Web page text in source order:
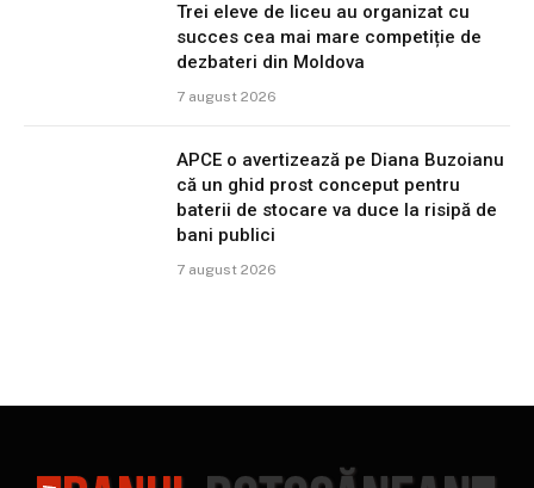
Trei eleve de liceu au organizat cu
succes cea mai mare competiție de
dezbateri din Moldova
7 august 2026
APCE o avertizează pe Diana Buzoianu
că un ghid prost conceput pentru
baterii de stocare va duce la risipă de
bani publici
7 august 2026